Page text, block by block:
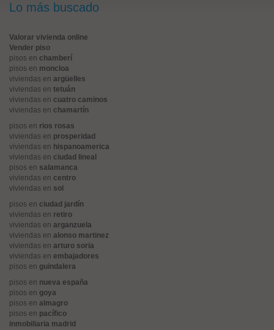
Lo más buscado
Valorar vivienda online
Vender piso
pisos en chamberí
pisos en moncloa
viviendas en argüelles
viviendas en tetuán
viviendas en cuatro caminos
viviendas en chamartín
pisos en rios rosas
viviendas en prosperidad
viviendas en hispanoamerica
viviendas en ciudad lineal
pisos en salamanca
viviendas en centro
viviendas en sol
pisos en ciudad jardín
viviendas en retiro
viviendas en arganzuela
viviendas en alonso martinez
viviendas en arturo soria
viviendas en embajadores
pisos en guindalera
pisos en nueva españa
pisos en goya
pisos en almagro
pisos en pacífico
inmobiliaria madrid